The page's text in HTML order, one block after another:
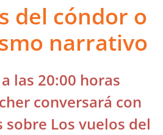
del cóndor o
narrativo
las 20:00 horas
conversará con
Los vuelos del